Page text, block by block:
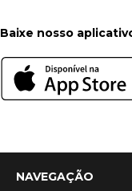
Baixe nosso
NAVEGAÇÃO